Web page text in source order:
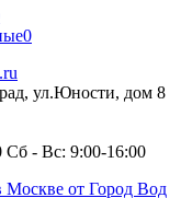
0
ул.Юности, дом 8
- Вс: 9:00-16:00